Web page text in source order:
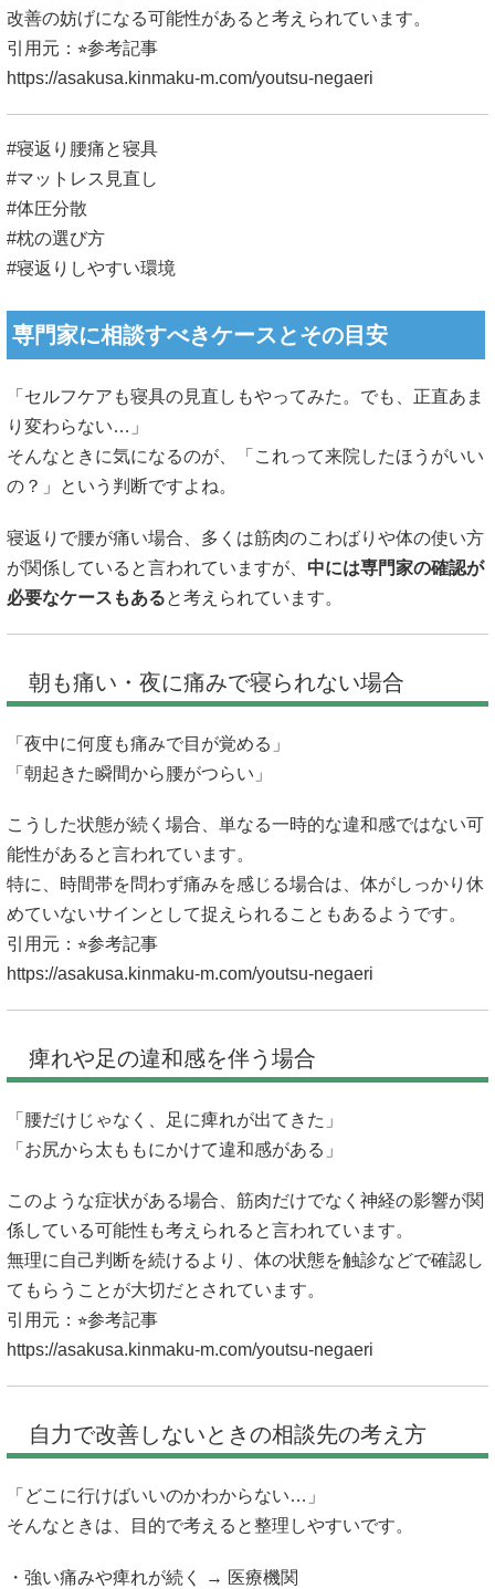
改善の妨げになる可能性があると考えられています。
引用元：⭐︎参考記事
https://asakusa.kinmaku-m.com/youtsu-negaeri
#寝返り腰痛と寝具
#マットレス見直し
#体圧分散
#枕の選び方
#寝返りしやすい環境
専門家に相談すべきケースとその目安
「セルフケアも寝具の見直しもやってみた。でも、正直あま
り変わらない…」
そんなときに気になるのが、「これって来院したほうがいい
の？」という判断ですよね。
寝返りで腰が痛い場合、多くは筋肉のこわばりや体の使い方
が関係していると言われていますが、 中には専門家の確認が
必要なケースもあると考えられています。
朝も痛い・夜に痛みで寝られない場合
「夜中に何度も痛みで目が覚める」
「朝起きた瞬間から腰がつらい」
こうした状態が続く場合、単なる一時的な違和感ではない可
能性があると言われています。
特に、時間帯を問わず痛みを感じる場合は、体がしっかり休
めていないサインとして捉えられることもあるようです。
引用元：⭐︎参考記事
https://asakusa.kinmaku-m.com/youtsu-negaeri
痺れや足の違和感を伴う場合
「腰だけじゃなく、足に痺れが出てきた」
「お尻から太ももにかけて違和感がある」
このような症状がある場合、筋肉だけでなく神経の影響が関
係している可能性も考えられると言われています。
無理に自己判断を続けるより、体の状態を触診などで確認し
てもらうことが大切だとされています。
引用元：⭐︎参考記事
https://asakusa.kinmaku-m.com/youtsu-negaeri
自力で改善しないときの相談先の考え方
「どこに行けばいいのかわからない…」
そんなときは、目的で考えると整理しやすいです。
・強い痛みや痺れが続く → 医療機関